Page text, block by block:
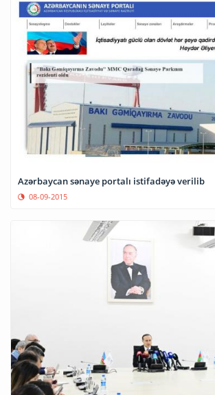
Azərbaycan sənaye portalı istifadəyə verilib
08-09-2015